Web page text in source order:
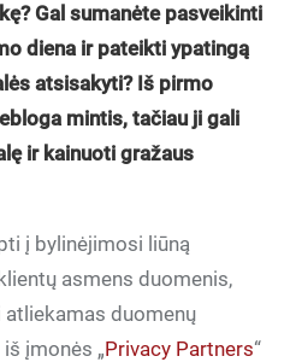
Gal sumanėte pasveikinti
diena ir pateikti ypatingą
atsisakyti? Iš pirmo
mintis, tačiau ji gali
ir kainuoti gražaus
į bylinėjimosi liūną
asmens duomenis,
duomenų
įmonės „Privacy Partners“